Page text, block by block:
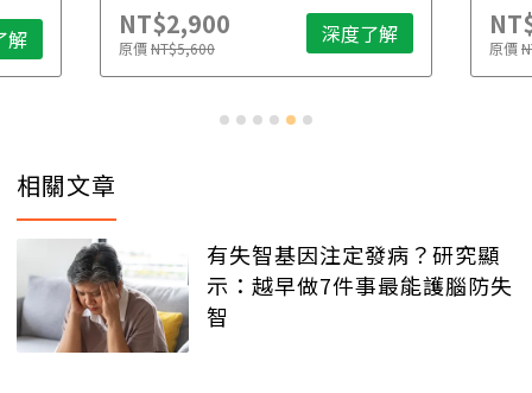
解 NT$2,900
原價NT$5,600 深度了解 原價
相關文章
有失智基因注定發病？研究顯
示：越早做7件事最能護腦防失
智